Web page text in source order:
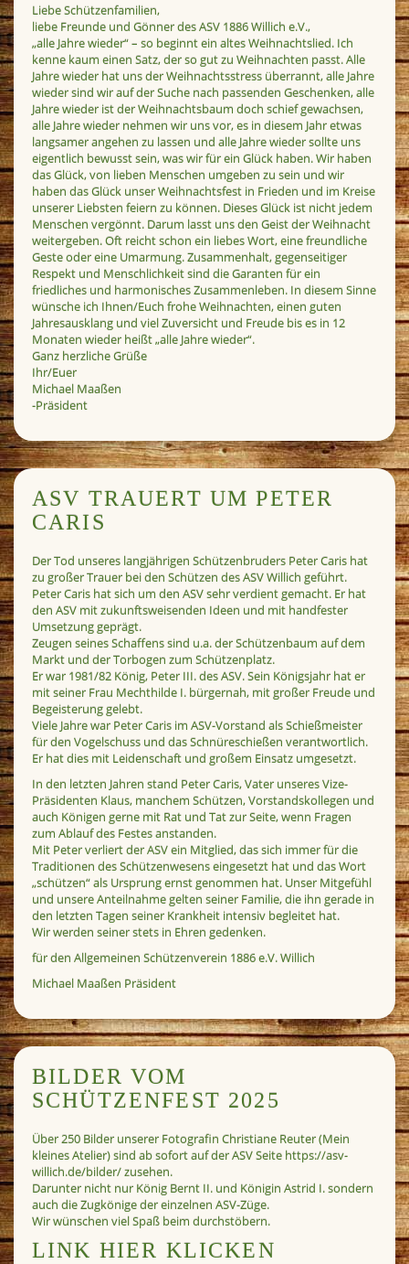
Liebe Schützenfamilien,
liebe Freunde und Gönner des ASV 1886 Willich e.V.,
„alle Jahre wieder“ – so beginnt ein altes Weihnachtslied. Ich
kenne kaum einen Satz, der so gut zu Weihnachten passt. Alle
Jahre wieder hat uns der Weihnachtsstress überrannt, alle Jahre
wieder sind wir auf der Suche nach passenden Geschenken, alle
Jahre wieder ist der Weihnachtsbaum doch schief gewachsen,
alle Jahre wieder nehmen wir uns vor, es in diesem Jahr etwas
langsamer angehen zu lassen und alle Jahre wieder sollte uns
eigentlich bewusst sein, was wir für ein Glück haben. Wir haben
das Glück, von lieben Menschen umgeben zu sein und wir
haben das Glück unser Weihnachtsfest in Frieden und im Kreise
unserer Liebsten feiern zu können. Dieses Glück ist nicht jedem
Menschen vergönnt. Darum lasst uns den Geist der Weihnacht
weitergeben. Oft reicht schon ein liebes Wort, eine freundliche
Geste oder eine Umarmung. Zusammenhalt, gegenseitiger
Respekt und Menschlichkeit sind die Garanten für ein
friedliches und harmonisches Zusammenleben. In diesem Sinne
wünsche ich Ihnen/Euch frohe Weihnachten, einen guten
Jahresausklang und viel Zuversicht und Freude bis es in 12
Monaten wieder heißt „alle Jahre wieder“.
Ganz herzliche Grüße
Ihr/Euer
Michael Maaßen
-Präsident
ASV TRAUERT UM PETER
CARIS
Der Tod unseres langjährigen Schützenbruders Peter Caris hat
zu großer Trauer bei den Schützen des ASV Willich geführt.
Peter Caris hat sich um den ASV sehr verdient gemacht. Er hat
den ASV mit zukunftsweisenden Ideen und mit handfester
Umsetzung geprägt.
Zeugen seines Schaffens sind u.a. der Schützenbaum auf dem
Markt und der Torbogen zum Schützenplatz.
Er war 1981/82 König, Peter III. des ASV. Sein Königsjahr hat er
mit seiner Frau Mechthilde I. bürgernah, mit großer Freude und
Begeisterung gelebt.
Viele Jahre war Peter Caris im ASV-Vorstand als Schießmeister
für den Vogelschuss und das Schnüreschießen verantwortlich.
Er hat dies mit Leidenschaft und großem Einsatz umgesetzt.
In den letzten Jahren stand Peter Caris, Vater unseres Vize-
Präsidenten Klaus, manchem Schützen, Vorstandskollegen und
auch Königen gerne mit Rat und Tat zur Seite, wenn Fragen
zum Ablauf des Festes anstanden.
Mit Peter verliert der ASV ein Mitglied, das sich immer für die
Traditionen des Schützenwesens eingesetzt hat und das Wort
„schützen“ als Ursprung ernst genommen hat. Unser Mitgefühl
und unsere Anteilnahme gelten seiner Familie, die ihn gerade in
den letzten Tagen seiner Krankheit intensiv begleitet hat.
Wir werden seiner stets in Ehren gedenken.
für den Allgemeinen Schützenverein 1886 e.V. Willich
Michael Maaßen Präsident
BILDER VOM
SCHÜTZENFEST 2025
Über 250 Bilder unserer Fotografin Christiane Reuter (Mein
kleines Atelier) sind ab sofort auf der ASV Seite https://asv-
willich.de/bilder/ zusehen.
Darunter nicht nur König Bernt II. und Königin Astrid I. sondern
auch die Zugkönige der einzelnen ASV-Züge.
Wir wünschen viel Spaß beim durchstöbern.
LINK HIER KLICKEN